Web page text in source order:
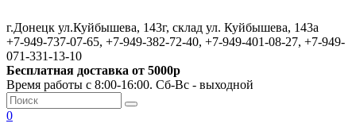
г.Донецк ул.Куйбышева, 143г, склад ул. Куйбышева, 143а
+7-949-737-07-65, +7-949-382-72-40, +7-949-401-08-27, +7-949-
071-331-13-10
Бесплатная доставка от 5000р
Время работы с 8:00-16:00. Сб-Вс - выходной
0